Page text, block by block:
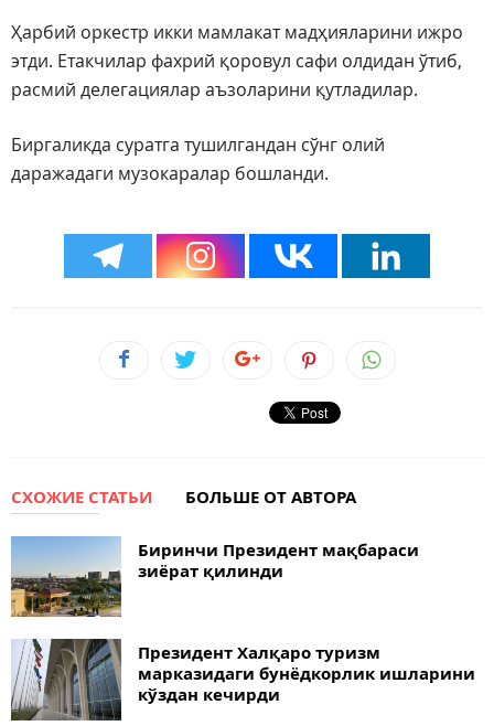
Ҳарбий оркестр икки мамлакат мадҳияларини ижро
этди. Етакчилар фахрий қоровул сафи олдидан ўтиб,
расмий делегациялар аъзоларини қутладилар.
Биргаликда суратга тушилгандан сўнг олий
даражадаги музокаралар бошланди.
СХОЖИЕ СТАТЬИ БОЛЬШЕ ОТ АВТОРА
Биринчи Президент мақбараси
зиёрат қилинди
Президент Халқаро туризм
марказидаги бунёдкорлик ишларини
кўздан кечирди